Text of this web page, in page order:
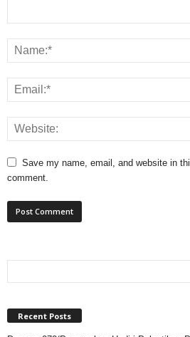
Save my name, email, and website in
comment.
Recent Posts